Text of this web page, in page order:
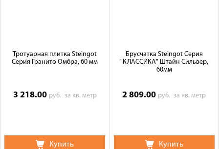
Тротуарная плитка Steingot
Серия Гранито Омбра, 60 мм
3 218.00 руб. за кв. метр
Купить
Брусчатка Steingot Серия
"КЛАССИКА" Штайн Сильвер,
60мм
2 809.00 руб.за кв. метр
Купить